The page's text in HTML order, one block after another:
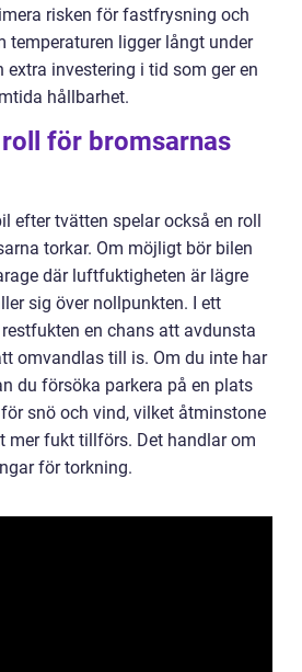
risken för fastfrysning och
temperaturen ligger långt under
extra investering i tid som ger en
hållbarhet.
för bromsarnas
efter tvätten spelar också en roll
torkar. Om möjligt bör bilen
där luftfuktigheten är lägre
sig över nollpunkten. I ett
en chans att avdunsta
omvandlas till is. Om du inte har
du försöka parkera på en plats
snö och vind, vilket åtminstone
mer fukt tillförs. Det handlar om
för torkning.